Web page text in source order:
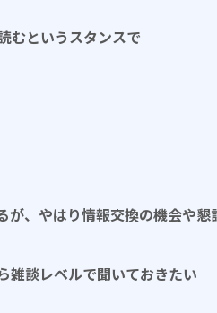
むというスタンスで
、やはり情報交換の機会や懇
雑談レベルで聞いておきたい